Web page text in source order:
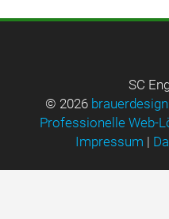
SC
© 2026
Professionelle Web-
Impressum |